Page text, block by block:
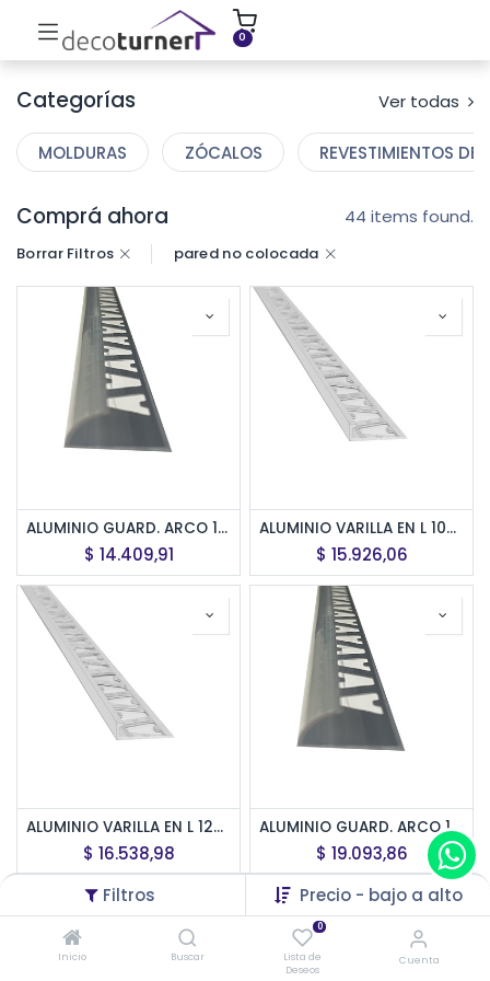
Filtros Precio - bajo a alto
Inicio Buscar
0
Lista de
Deseos
Cuenta
0
Categorías Ver todas
MOLDURAS ZÓCALOS REVESTIMIENTOS DE
Comprá ahora 44 items found.
Borrar Filtros pared no colocada
ALUMINIO GUARD. ARCO 10mm x 2,5m NATURAL
$ 14.409,91
ALUMINIO VARILLA EN L 10mm x 2,5m NATURAL
$ 15.926,06
ALUMINIO VARILLA EN L 12mm x 2,5m NATURAL
$ 16.538,98
ALUMINIO GUARD. ARCO 12mm x 2,5m NATURAL
$ 19.093,86